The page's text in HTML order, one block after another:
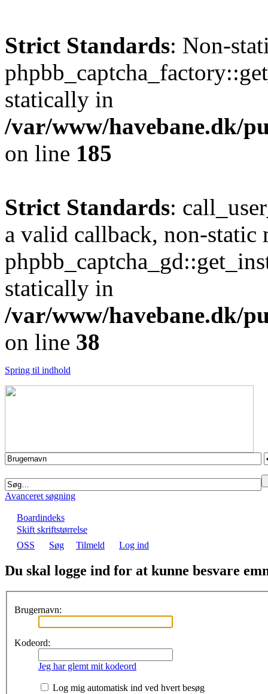
Strict Standards: Non-
statically in
/var/www/havebane.dk/
on line 185
Strict Standards:
a valid callback, non-static
statically in
/var/www/havebane.dk/
on line 38
Spring til indhold
Avanceret søgning
Boardindeks
Skift skriftstørrelse
OSS
Søg Tilmeld Log ind
Du skal logge ind for at kunne besvare
Brugernavn:
Kodeord:
Jeg har glemt mit kodeord
Log mig automatisk ind ved hvert besøg